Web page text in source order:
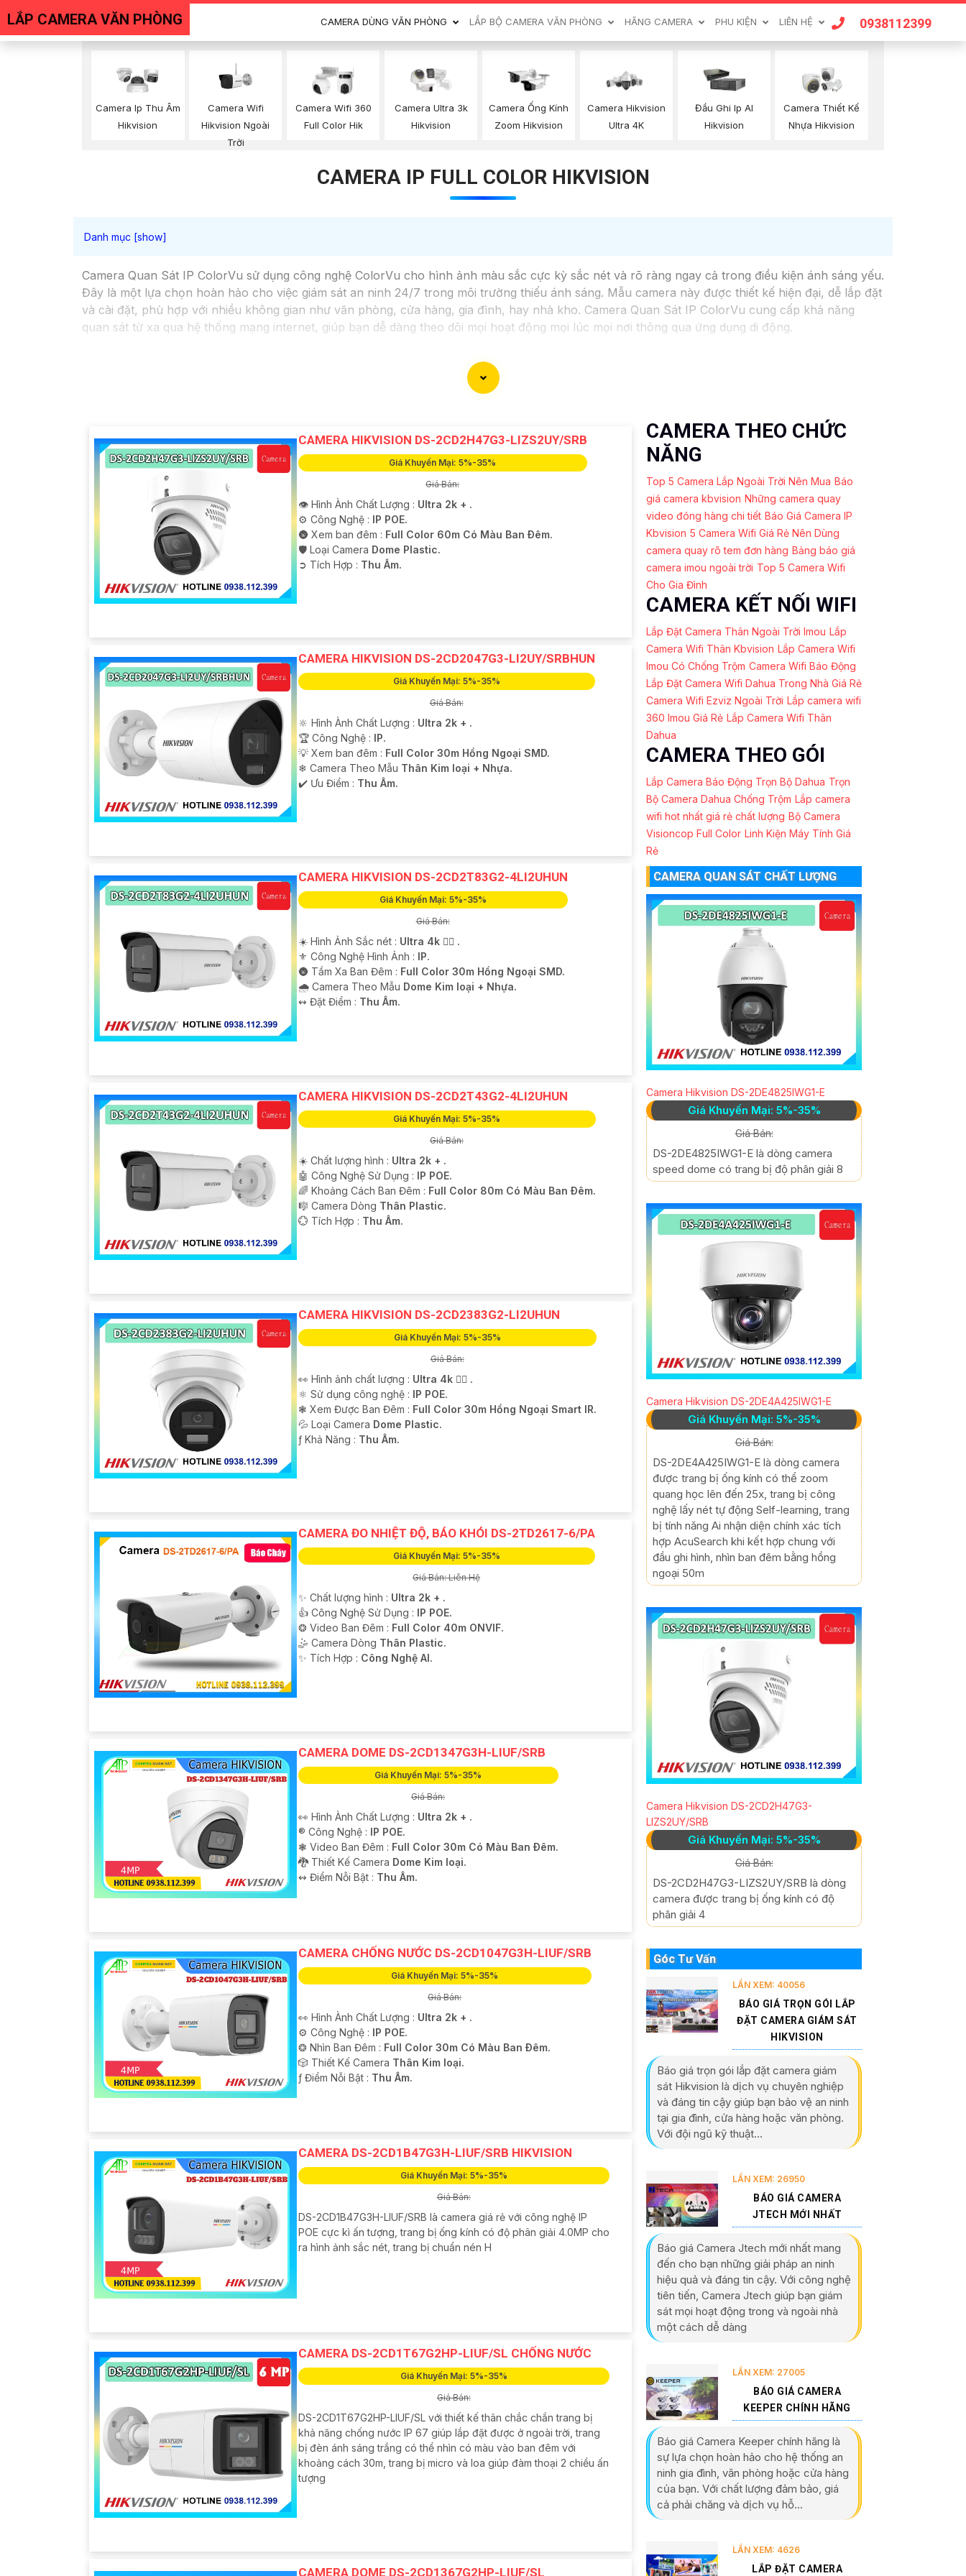
LẮP CAMERA VĂN PHÒNG CAMERA DÙNG VĂN PHÒNG LẮP BỘ CAMERA VĂN PHÒNG HÃNG CAMERA PHU KIỆN LIÊN HỆ 0938112399
Camera Ip Thu Âm
Hikvision
Camera Wifi
Hikvision Ngoài
Trời
Camera Wifi 360
Full Color Hik
Camera Ultra 3k
Hikvision
Camera Ống Kính
Zoom Hikvision
Camera Hikvision
Ultra 4K
Đầu Ghi Ip AI
Hikvision
Camera Thiết Kế
Nhựa Hikvision
CAMERA IP FULL COLOR HIKVISION
Camera Quan Sát IP ColorVu sử dụng công nghệ ColorVu cho hình ảnh màu sắc cực kỳ sắc nét và rõ ràng ngay cả trong điều kiện ánh sáng yếu.
Đây là một lựa chọn hoàn hảo cho việc giám sát an ninh 24/7 trong môi trường thiếu ánh sáng. Mẫu camera này được thiết kế hiện đại, dễ lắp đặt
và cài đặt, phù hợp với nhiều không gian như văn phòng, cửa hàng, gia đình, hay nhà kho. Camera Quan Sát IP ColorVu cung cấp khả năng
quan sát từ xa qua hệ thống mạng internet, giúp bạn dễ dàng theo dõi mọi hoạt động mọi lúc mọi nơi thông qua ứng dụng di động.
CAMERA HIKVISION DS-2CD2H47G3-LIZS2UY/SRB
Giá Khuyến Mại: 5%-35%
Giá Bán:
👁 Hình Ành Chất Lượng : Ultra 2k + .
⚙ Công Nghệ : IP POE.
🌚 Xem ban đêm : Full Color 60m Có Màu Ban Ðêm.
🛡 Loại Camera Dome Plastic.
️➲ Tích Hợp : Thu Âm.
CAMERA HIKVISION DS-2CD2047G3-LI2UY/SRBHUN
Giá Khuyến Mại: 5%-35%
Giá Bán:
🔆 Hình Ành Chất Lượng : Ultra 2k + .
🏆 Công Nghệ : IP.
💡 Xem ban đêm : Full Color 30m Hồng Ngoại SMD.
❄ Camera Theo Mẫu Thân Kim loại + Nhựa.
️✔️ Ưu Điểm : Thu Âm.
CAMERA HIKVISION DS-2CD2T83G2-4LI2UHUN
Giá Khuyến Mại: 5%-35%
Giá Bán:
☀️ Hình Ảnh Sắc nét : Ultra 4k 👍🏾 .
⚜️ Công Nghệ Hình Ảnh : IP.
🌚 Tầm Xa Ban Đêm : Full Color 30m Hồng Ngoại SMD.
🌧️ Camera Theo Mẫu Dome Kim loại + Nhựa.
️↭ Đặt Điểm : Thu Âm.
CAMERA HIKVISION DS-2CD2T43G2-4LI2UHUN
Giá Khuyến Mại: 5%-35%
Giá Bán:
☀️ Chất lượng hình : Ultra 2k + .
🤖️ Công Nghệ Sử Dụng : IP POE.
🌈 Khoảng Cách Ban Đêm : Full Color 80m Có Màu Ban Ðêm.
🎼️ Camera Dòng Thân Plastic.
️💮 Tích Hợp : Thu Âm.
CAMERA HIKVISION DS-2CD2383G2-LI2UHUN
Giá Khuyến Mại: 5%-35%
Giá Bán:
️
👀 Hình ảnh chất lượng : Ultra 4k 👍🏾 .
⚛️ Sử dụng công nghệ : IP POE.
❃ Xem Được Ban Đêm : Full Color 30m Hồng Ngoại Smart IR.
💦 Loại Camera Dome Plastic.
️ƒ Khả Năng : Thu Âm.
CAMERA ĐO NHIỆT ĐỘ, BÁO KHÓI DS-2TD2617-6/PA
Giá Khuyến Mại: 5%-35%
Giá Bán: Liên Hệ
✨ Chất lượng hình : Ultra 2k + .
👍 Công Nghệ Sử Dụng : IP POE.
❂ Video Ban Đêm : Full Color 40m ONVIF.
🤹 Camera Dòng Thân Plastic.
️✨ Tích Hợp : Công Nghệ AI.
CAMERA DOME DS-2CD1347G3H-LIUF/SRB
Giá Khuyến Mại: 5%-35%
Giá Bán:
️
👀 Hình Ành Chất Lượng : Ultra 2k + .
®️ Công Nghệ : IP POE.
❃ Video Ban Đêm : Full Color 30m Có Màu Ban Ðêm.
🐉️ Thiết Kế Camera Dome Kim loại.
️↭ Điểm Nỗi Bật : Thu Âm.
CAMERA CHỐNG NƯỚC DS-2CD1047G3H-LIUF/SRB
Giá Khuyến Mại: 5%-35%
Giá Bán:
️
👀 Hình Ành Chất Lượng : Ultra 2k + .
⚙ Công Nghệ : IP POE.
❂ Nhìn Ban Đêm : Full Color 30m Có Màu Ban Ðêm.
🎲 Thiết Kế Camera Thân Kim loại.
️ƒ Điểm Nỗi Bật : Thu Âm.
CAMERA DS-2CD1B47G3H-LIUF/SRB HIKVISION
Giá Khuyến Mại: 5%-35%
Giá Bán:
DS-2CD1B47G3H-LIUF/SRB là camera giá rẻ với công nghệ IP
POE cực kì ấn tượng, trang bị ống kính có độ phân giải 4.0MP cho
ra hình ảnh sắc nét, trang bị chuẩn nén H
CAMERA DS-2CD1T67G2HP-LIUF/SL CHỐNG NƯỚC
Giá Khuyến Mại: 5%-35%
Giá Bán:
DS-2CD1T67G2HP-LIUF/SL với thiết kế thân chắc chắn trang bị
khả năng chống nước IP 67 giúp lắp đặt được ở ngoài trời, trang
bị đèn ánh sáng trắng có thể nhìn có màu vào ban đêm với
khoảng cách 30m, trang bị micro và loa giúp đàm thoại 2 chiều ấn
tượng
CAMERA DOME DS-2CD1367G2HP-LIUF/SL
CAMERA THEO CHỨC
NĂNG
Top 5 Camera Lắp Ngoài Trời Nên Mua Báo
giá camera kbvision Những camera quay
video đóng hàng chi tiết Báo Giá Camera IP
Kbvision 5 Camera Wifi Giá Rẻ Nên Dùng
camera quay rõ tem đơn hàng Bảng báo giá
camera imou ngoài trời Top 5 Camera Wifi
Cho Gia Đình
CAMERA KẾT NỐI WIFI
Lắp Đặt Camera Thân Ngoài Trời Imou Lắp
Camera Wifi Thân Kbvision Lắp Camera Wifi
Imou Có Chống Trộm Camera Wifi Báo Động
Lắp Đặt Camera Wifi Dahua Trong Nhà Giá Rẻ
Camera Wifi Ezviz Ngoài Trời Lắp camera wifi
360 Imou Giá Rẻ Lắp Camera Wifi Thân
Dahua
CAMERA THEO GÓI
Lắp Camera Báo Động Trọn Bộ Dahua Trọn
Bộ Camera Dahua Chống Trộm Lắp camera
wifi hot nhất giá rẻ chất lượng Bộ Camera
Visioncop Full Color Linh Kiện Máy Tính Giá
Rẻ
CAMERA QUAN SÁT CHẤT LƯỢNG
Camera Hikvision DS-2DE4825IWG1-E
Giá Khuyến Mại: 5%-35%
Giá Bán:
DS-2DE4825IWG1-E là dòng camera
speed dome có trang bị độ phân giải 8
Camera Hikvision DS-2DE4A425IWG1-E
Giá Khuyến Mại: 5%-35%
Giá Bán:
DS-2DE4A425IWG1-E là dòng camera
được trang bị ống kính có thể zoom
quang học lên đến 25x, trang bị công
nghệ lấy nét tự động Self-learning, trang
bị tính năng Ai nhận diện chính xác tích
hợp AcuSearch khi kết hợp chung với
đầu ghi hình, nhìn ban đêm bằng hồng
ngoại 50m
Camera Hikvision DS-2CD2H47G3-
LIZS2UY/SRB
Giá Khuyến Mại: 5%-35%
Giá Bán:
DS-2CD2H47G3-LIZS2UY/SRB là dòng
camera được trang bị ống kính có độ
phân giải 4
Góc Tư Vấn
LẦN XEM: 40056
BÁO GIÁ TRỌN GÓI LẮP
ĐẶT CAMERA GIÁM SÁT
HIKVISION
Báo giá trọn gói lắp đặt camera giám
sát Hikvision là dịch vụ chuyên nghiệp
và đáng tin cậy giúp bạn bảo vệ an ninh
tại gia đình, cửa hàng hoặc văn phòng.
Với đội ngũ kỹ thuật...
LẦN XEM: 26950
BÁO GIÁ CAMERA
JTECH MỚI NHẤT
Báo giá Camera Jtech mới nhất mang
đến cho bạn những giải pháp an ninh
hiệu quả và đáng tin cậy. Với công nghệ
tiên tiến, Camera Jtech giúp bạn giám
sát mọi hoạt động trong và ngoài nhà
một cách dễ dàng
LẦN XEM: 27005
BÁO GIÁ CAMERA
KEEPER CHÍNH HÃNG
Báo giá Camera Keeper chính hãng là
sự lựa chọn hoàn hảo cho hệ thống an
ninh gia đình, văn phòng hoặc cửa hàng
của bạn. Với chất lượng đảm bảo, giá
cả phải chăng và dịch vụ hỗ...
LẦN XEM: 4626
LẮP ĐẶT CAMERA